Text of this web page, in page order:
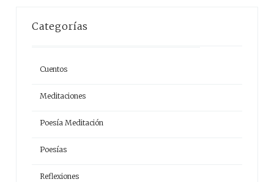
Categorías
Cuentos
Meditaciones
Poesía Meditación
Poesías
Reflexiones